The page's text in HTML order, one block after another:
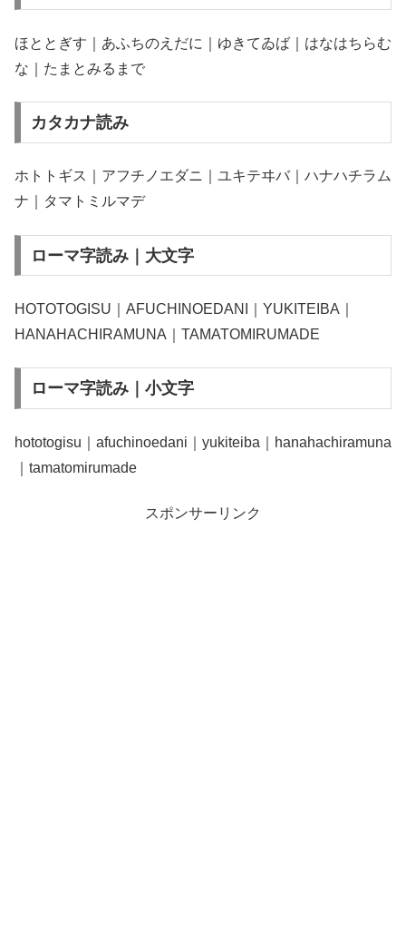
ほととぎす｜あふちのえだに｜ゆきてゐば｜はなはちらむ
な｜たまとみるまで
カタカナ読み
ホトトギス｜アフチノエダニ｜ユキテヰバ｜ハナハチラム
ナ｜タマトミルマデ
ローマ字読み｜大文字
HOTOTOGISU｜AFUCHINOEDANI｜YUKITEIBA｜
HANAHACHIRAMUNA｜TAMATOMIRUMADE
ローマ字読み｜小文字
hototogisu｜afuchinoedani｜yukiteiba｜hanahachiramuna
｜tamatomirumade
スポンサーリンク